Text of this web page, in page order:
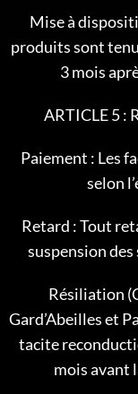
Mise à
produits sont
3 mois
ARTICLE 5 :
Paiement : Les
selon
Retard : Tout
suspension
Résiliation
Gard’Abeilles et
tacite
mois avant